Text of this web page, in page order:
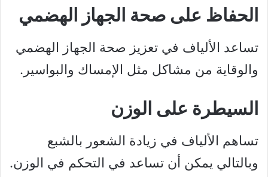
الحفاظ على صحة الجهاز الهضمي
تساعد الألياف في تعزيز صحة الجهاز الهضمي
والوقاية من مشاكل مثل الإمساك والبواسير.
السيطرة على الوزن
تساهم الألياف في زيادة الشعور بالشبع
وبالتالي يمكن أن تساعد في التحكم في الوزن.